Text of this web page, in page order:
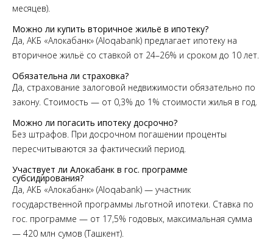
месяцев).
Можно ли купить вторичное жильё в ипотеку?
Да, АКБ «Алокабанк» (Aloqabank) предлагает ипотеку на
вторичное жильё со ставкой от 24–26% и сроком до 10 лет.
Обязательна ли страховка?
Да, страхование залоговой недвижимости обязательно по
закону. Стоимость — от 0,3% до 1% стоимости жилья в год.
Можно ли погасить ипотеку досрочно?
Без штрафов. При досрочном погашении проценты
пересчитываются за фактический период.
Участвует ли Алокабанк в гос. программе
субсидирования?
Да, АКБ «Алокабанк» (Aloqabank) — участник
государственной программы льготной ипотеки. Ставка по
гос. программе — от 17,5% годовых, максимальная сумма
— 420 млн сумов (Ташкент).